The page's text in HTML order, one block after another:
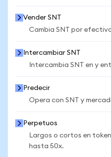
Vender SNT
Cambia SNT por
Intercambiar SNT
Intercambia SNT en y
Predecir
Opera con SNT y
Perpetuos
Largos o cortos en
hasta 50x.